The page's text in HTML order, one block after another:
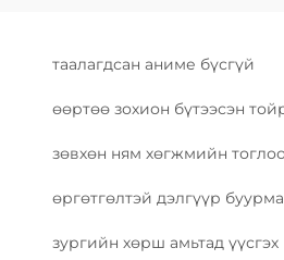
таалагдсан аниме бүсгүй
өөртөө зохион бүтээсэн
зөвхөн ням хөгжмийн
өргөтгөлтэй дэлгүүр
зургийн хөрш амьтад үүсгэх